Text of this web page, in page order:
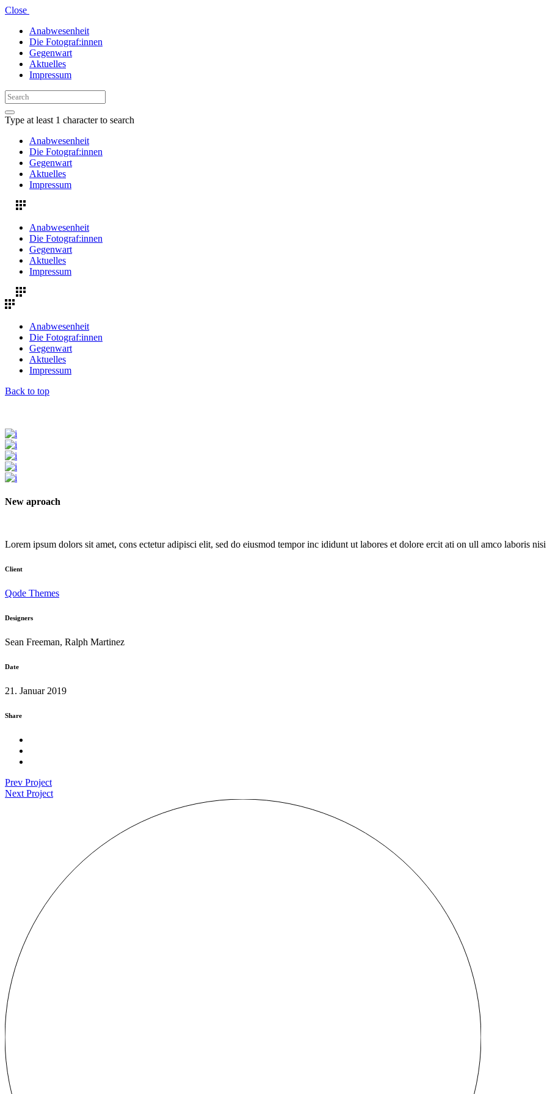
Close
Anabwesenheit
Die Fotograf:innen
Gegenwart
Aktuelles
Impressum
Type at least 1 character to search
Anabwesenheit
Die Fotograf:innen
Gegenwart
Aktuelles
Impressum
Anabwesenheit
Die Fotograf:innen
Gegenwart
Aktuelles
Impressum
Anabwesenheit
Die Fotograf:innen
Gegenwart
Aktuelles
Impressum
Back to top
New aproach
Lorem ipsum dolors sit amet, cons ectetur adipisci elit, sed do eiusmod tempor inc ididunt ut labores et dolore ercit ati on ull amco laboris
Client
Qode Themes
Designers
Sean Freeman, Ralph Martinez
Date
21. Januar 2019
Share
Prev Project
Next Project